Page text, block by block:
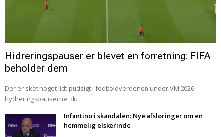
Hidreringspauser er blevet en forretning: FIFA
beholder dem
Der er sket noget lidt pudsigt i fodboldverdenen under VM 2026 –
hydreringspauserne, du …
Infantino i skandalen: Nye afsløringer om en
hemmelig elskerinde